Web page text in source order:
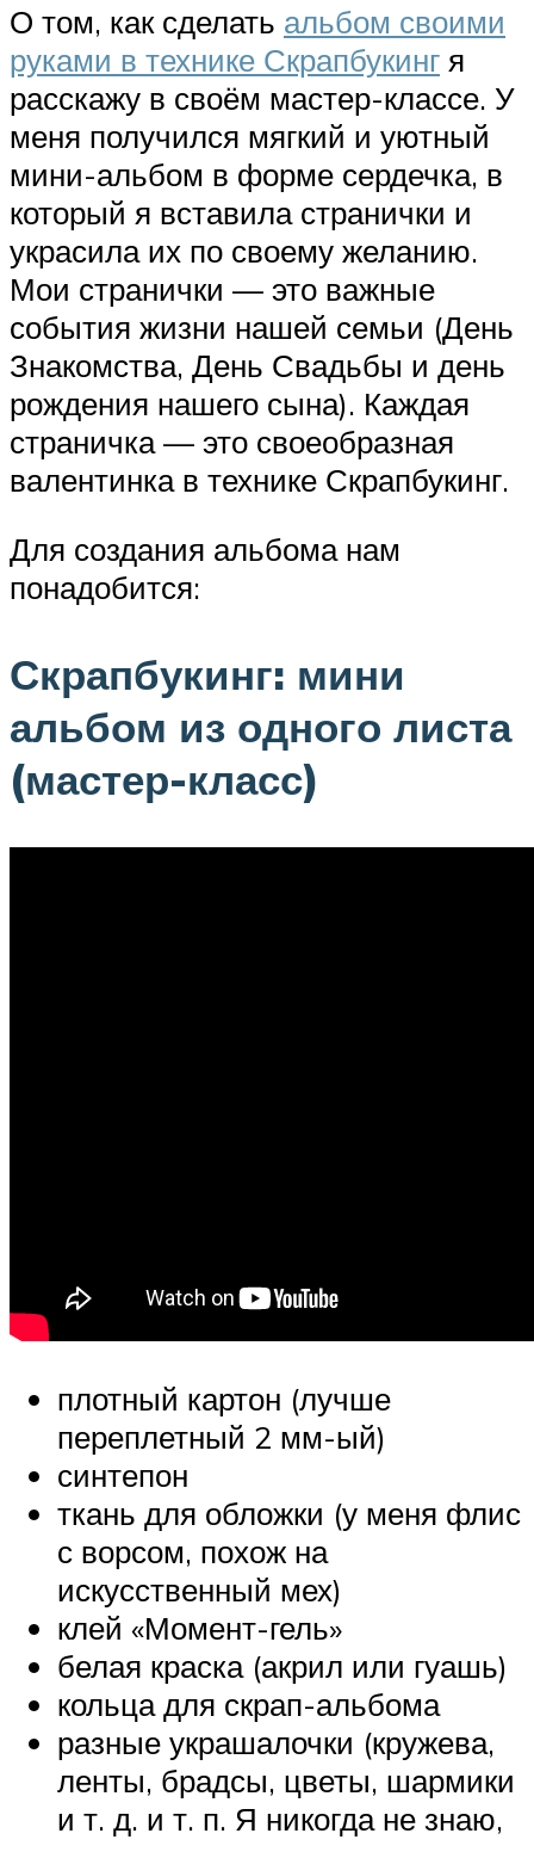
О том, как сделать альбом своими
руками в технике Скрапбукинг я
расскажу в своём мастер-классе. У
меня получился мягкий и уютный
мини-альбом в форме сердечка, в
который я вставила странички и
украсила их по своему желанию.
Мои странички — это важные
события жизни нашей семьи (День
Знакомства, День Свадьбы и день
рождения нашего сына). Каждая
страничка — это своеобразная
валентинка в технике Скрапбукинг.
Для создания альбома нам
понадобится:
Скрапбукинг: мини
альбом из одного листа
(мастер-класс)
плотный картон (лучше
переплетный 2 мм-ый)
синтепон
ткань для обложки (у меня флис
с ворсом, похож на
искусственный мех)
клей «Момент-гель»
белая краска (акрил или гуашь)
кольца для скрап-альбома
разные украшалочки (кружева,
ленты, брадсы, цветы, шармики
и т. д. и т. п. Я никогда не знаю,